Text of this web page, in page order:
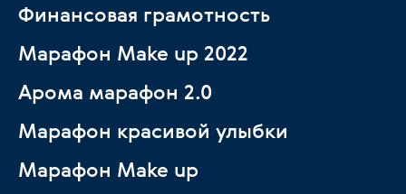
Финансовая грамотность
Марафон Make up 2022
Арома марафон 2.0
Марафон красивой улыбки
Марафон Make up